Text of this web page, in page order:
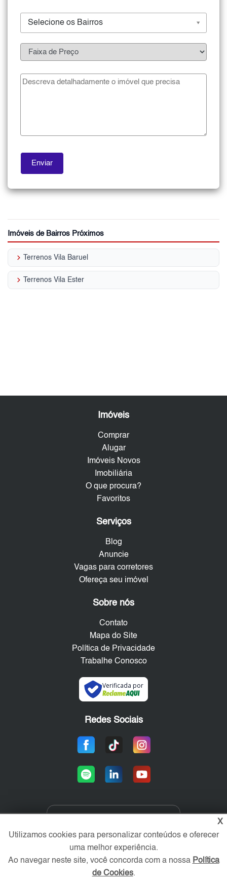
Selecione os Bairros
Imóveis de Bairros Próximos
keyboard_arrow_right Terrenos Vila Baruel
keyboard_arrow_right Terrenos Vila Ester
Imóveis
Comprar
Alugar
Imóveis Novos
Imobiliária
O que procura?
Favoritos
Serviços
Blog
Anuncie
Vagas para corretores
Ofereça seu imóvel
Sobre nós
Contato
Mapa do Site
Política de Privacidade
Trabalhe Conosco
Verificada por
Redes Sociais
acesse sua conta:
X
Utilizamos cookies para personalizar conteúdos e oferecer
uma melhor experiência.
Ao navegar neste site, você concorda com a nossa Política
de Cookies.